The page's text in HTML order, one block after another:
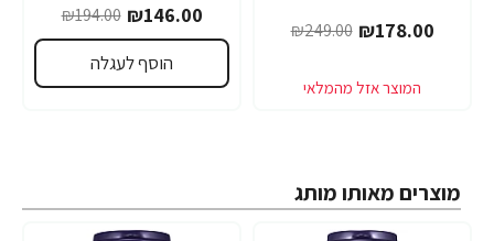
₪178.00
₪249.00
₪146.00
₪194.00
הוסף לעגלה
מוצרים מאותו מותג